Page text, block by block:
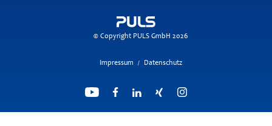
© Copyright PULS GmbH 2026
Impressum / Datenschutz